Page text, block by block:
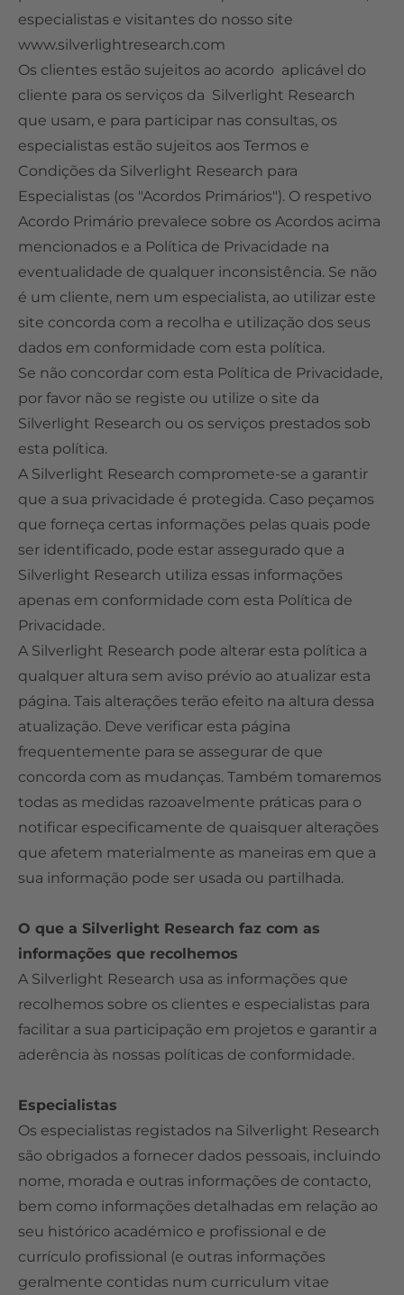
especialistas e visitantes do nosso site
www.silverlightresearch.com
Os clientes estão sujeitos ao acordo aplicável do
cliente para os serviços da Silverlight Research
que usam, e para participar nas consultas, os
especialistas estão sujeitos aos Termos e
Condições da Silverlight Research para
Especialistas (os "Acordos Primários"). O respetivo
Acordo Primário prevalece sobre os Acordos acima
mencionados e a Política de Privacidade na
eventualidade de qualquer inconsistência. Se não
é um cliente, nem um especialista, ao utilizar este
site concorda com a recolha e utilização dos seus
dados em conformidade com esta política.
Se não concordar com esta Política de Privacidade,
por favor não se registe ou utilize o site da
Silverlight Research ou os serviços prestados sob
esta política.
A Silverlight Research compromete-se a garantir
que a sua privacidade é protegida. Caso peçamos
que forneça certas informações pelas quais pode
ser identificado, pode estar assegurado que a
Silverlight Research utiliza essas informações
apenas em conformidade com esta Política de
Privacidade.
A Silverlight Research pode alterar esta política a
qualquer altura sem aviso prévio ao atualizar esta
página. Tais alterações terão efeito na altura dessa
atualização. Deve verificar esta página
frequentemente para se assegurar de que
concorda com as mudanças. Também tomaremos
todas as medidas razoavelmente práticas para o
notificar especificamente de quaisquer alterações
que afetem materialmente as maneiras em que a
sua informação pode ser usada ou partilhada.
O que a Silverlight Research faz com as
informações que recolhemos
A Silverlight Research usa as informações que
recolhemos sobre os clientes e especialistas para
facilitar a sua participação em projetos e garantir a
aderência às nossas políticas de conformidade.
Especialistas
Os especialistas registados na Silverlight Research
são obrigados a fornecer dados pessoais, incluindo
nome, morada e outras informações de contacto,
bem como informações detalhadas em relação ao
seu histórico académico e profissional e de
currículo profissional (e outras informações
geralmente contidas num curriculum vitae
What is the Best Expert Network for Experts? An Industry Perspective
How Hedge Funds Use Expert Networks
How Strategy Consultants Use Expert Networks
How Organizations Work With an Expert Network
How Expert Networks Really Work
Why Organizations Use Expert Networks
Expert Networks and Consulting Firms Compared
Considerations When Selecting an Expert Network
Expert Network Pricing
Alternatives to Expert Networks
The Global Expert Network Landscape
Expert Network Engagements: A Reference Implementation
How to Join an Expert Network
Illustrative Expert Profiles
Independent Media References